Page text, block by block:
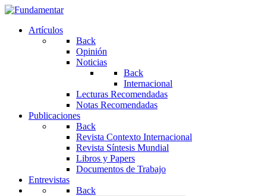
Artículos
Back
Opinión
Noticias
Back
Internacional
Lecturas Recomendadas
Notas Recomendadas
Publicaciones
Back
Revista Contexto Internacional
Revista Síntesis Mundial
Libros y Papers
Documentos de Trabajo
Entrevistas
Back